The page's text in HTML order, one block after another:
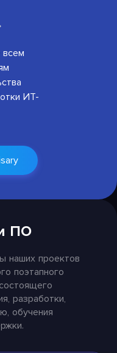
всем
ИТ-
ПО
наших проектов
поэтапного
разработки,
обучения